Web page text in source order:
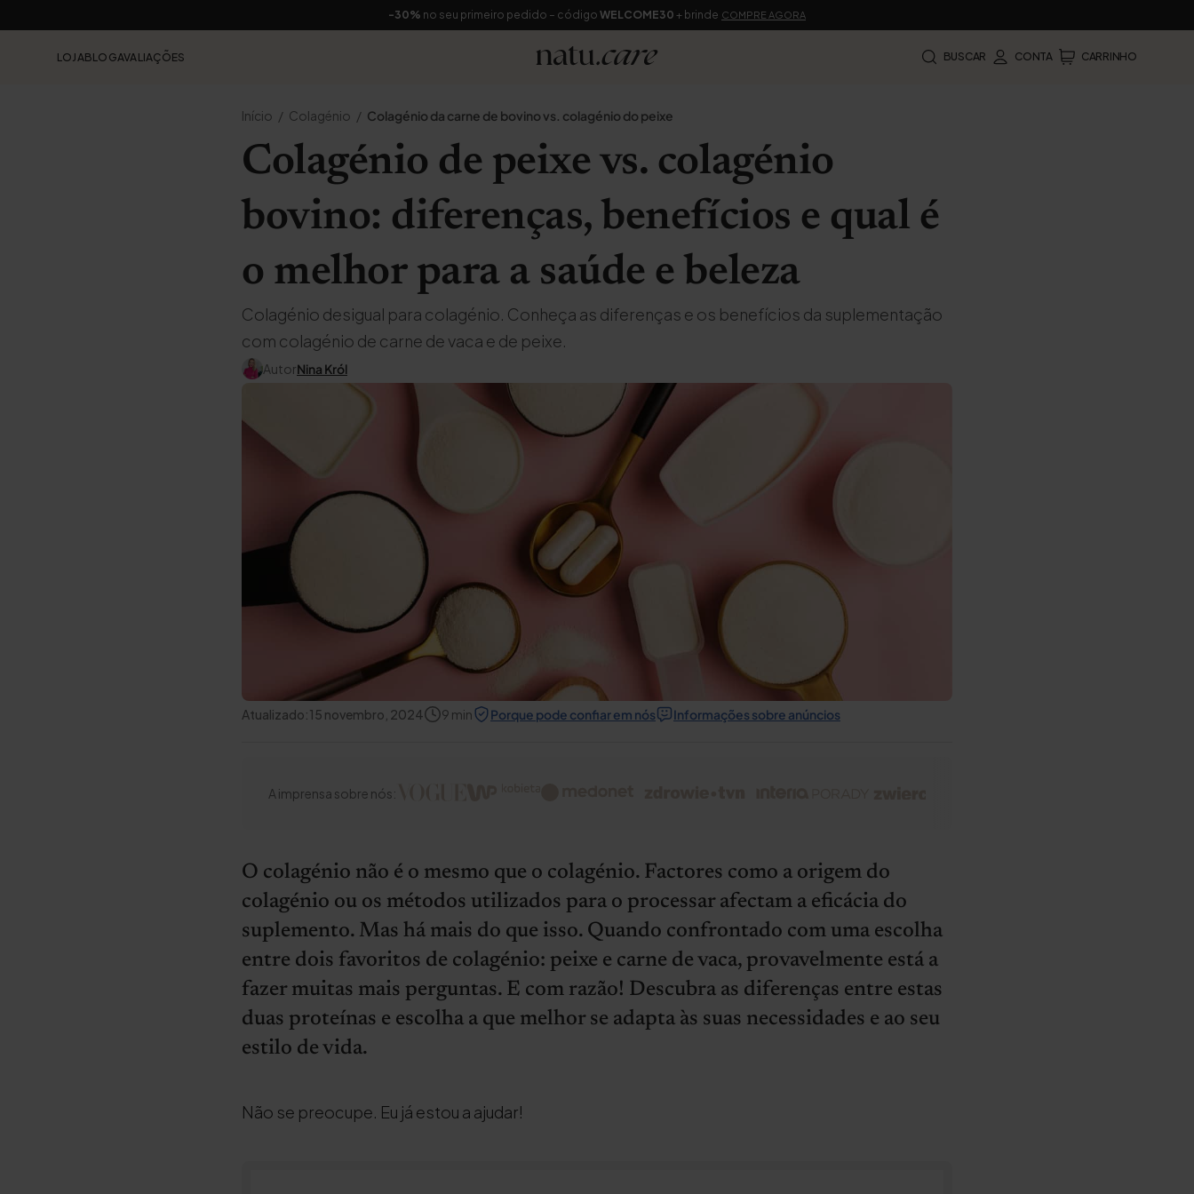
-30% no seu primeiro pedido – código WELCOME30 + brinde COMPRE AGORA
LOJABLOGAVALIAÇÕES BUSCAR CONTA CARRINHO
Início Colagénio Colagénio da carne de bovino vs. colagénio do peixe
Colagénio de peixe vs. colagénio
bovino: diferenças, benefícios e qual é
o melhor para a saúde e beleza
Colagénio desigual para colagénio. Conheça as diferenças e os benefícios da suplementação
com colagénio de carne de vaca e de peixe.
AutorNina Król
Atualizado:15 novembro, 2024 9 min Porque pode confiar em nós Informações sobre anúncios
A imprensa sobre nós:
O colagénio não é o mesmo que o colagénio. Factores como a origem do
colagénio ou os métodos utilizados para o processar afectam a eficácia do
suplemento. Mas há mais do que isso. Quando confrontado com uma escolha
entre dois favoritos de colagénio: peixe e carne de vaca, provavelmente está a
fazer muitas mais perguntas. E com razão! Descubra as diferenças entre estas
duas proteínas e escolha a que melhor se adapta às suas necessidades e ao seu
estilo de vida.
Não se preocupe. Eu já estou a ajudar!